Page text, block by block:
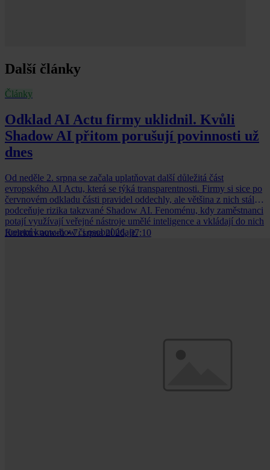
Další články
Články
Odklad AI Actu firmy uklidnil. Kvůli
Shadow AI přitom porušují povinnosti už
dnes
Od neděle 2. srpna se začala uplatňovat další důležitá část
evropského AI Actu, která se týká transparentnosti. Firmy si sice po
červnovém odkladu části pravidel oddechly, ale většina z nich stále
podceňuje rizika takzvané Shadow AI. Fenoménu, kdy zaměstnanci
potají využívají veřejné nástroje umělé inteligence a vkládají do nich
firemní know-how či osobní údaje.
Kolektiv autorů • 7. srpna 2026, 07:10